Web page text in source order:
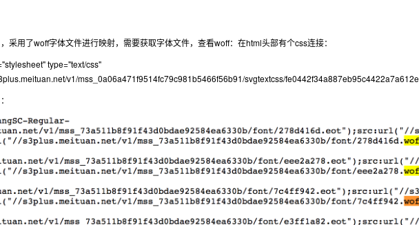
采用了woff字体文件进行映射，需要获取字体文件，查看woff：在html头部有个css连接：
type="text/css"
v1/mss_0a06a471f9514fc79c981b5466f56b91/svgtextcss/